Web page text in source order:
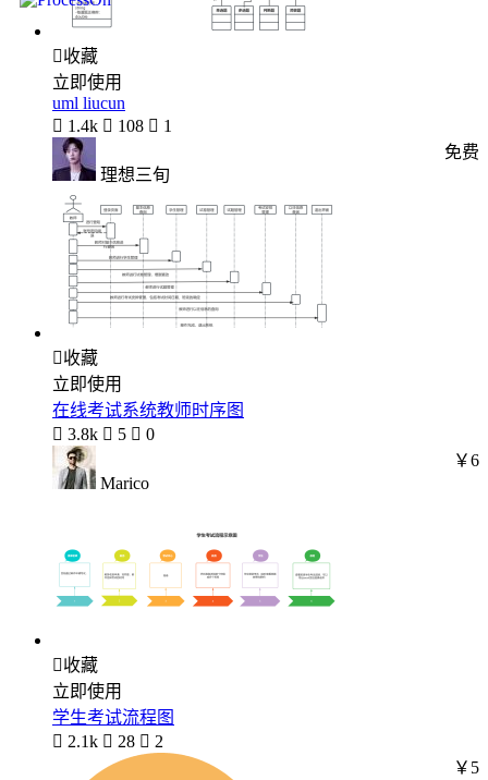
收藏
立即使用
uml liucun
 1.4k  108  1
理想三旬
免费
收藏
立即使用
在线考试系统教师时序图
 3.8k  5  0
Marico
￥6
收藏
立即使用
学生考试流程图
 2.1k  28  2
￥5